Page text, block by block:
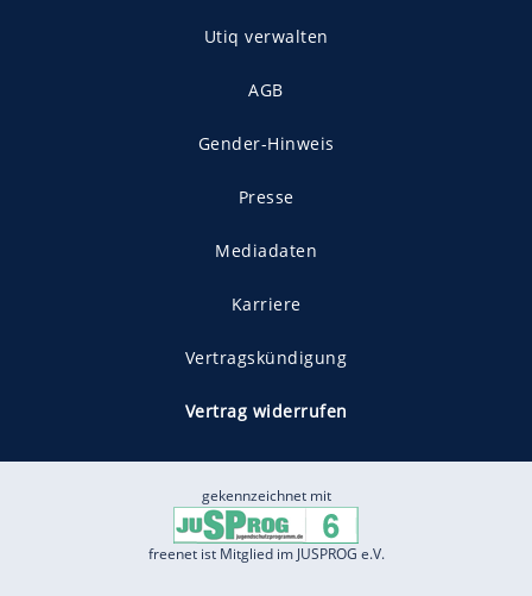
Utiq verwalten
AGB
Gender-Hinweis
Presse
Mediadaten
Karriere
Vertragskündigung
Vertrag widerrufen
gekennzeichnet mit
freenet ist Mitglied im JUSPROG e.V.